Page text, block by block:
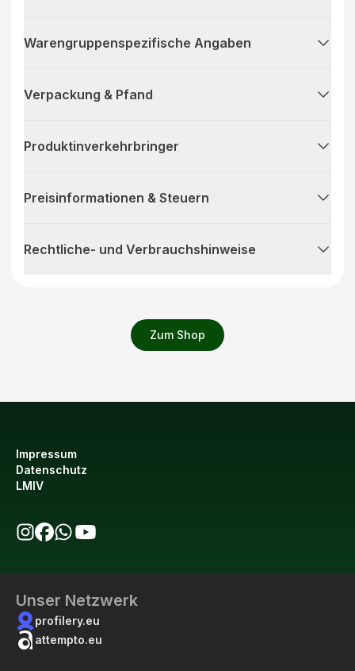
Zum Shop
Warengruppenspezifische Angaben
Verpackung & Pfand
Produktinverkehrbringer
Preisinformationen & Steuern
Rechtliche- und Verbrauchshinweise
Impressum
Datenschutz
LMIV
Unser Netzwerk
profilery.eu
attempto.eu